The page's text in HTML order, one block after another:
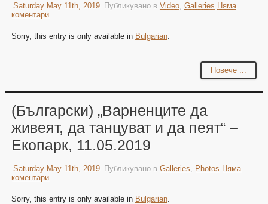
Saturday May 11th, 2019 Публикувано в Video, Galleries Няма
коментари
Sorry, this entry is only available in Bulgarian.
Повече ...
(Български) „Варненците да
живеят, да танцуват и да пеят“ –
Екопарк, 11.05.2019
Saturday May 11th, 2019 Публикувано в Galleries Photos Няма
коментари
Sorry, this entry is only available in Bulgarian.